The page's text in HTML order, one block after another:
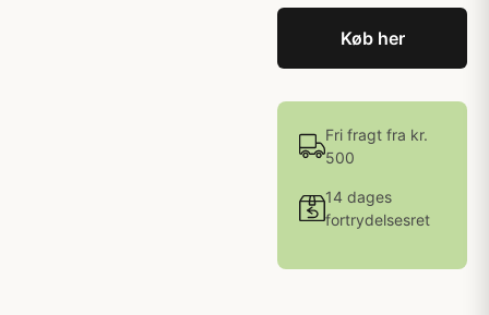
Køb her
Fri fragt fra kr.
500
14 dages
fortrydelsesret